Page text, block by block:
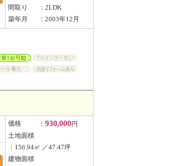
間取り
：2LDK
築年月
：2003年12月
価格 ：930,000円
土地面積
：156.94㎡ ／47.47坪
建物面積